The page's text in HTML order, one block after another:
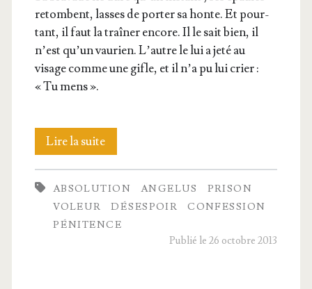
retombent, lasses de por­ter sa honte. Et pour­
tant, il faut la traî­ner encore. Il le sait bien, il
n’est qu’un vau­rien. L’autre le lui a jeté au
visage comme une gifle, et il n’a pu lui crier :
« Tu mens ».
Lire la suiteIl
était
seul
au monde
ABSOLUTION ANGELUS
PRISON
VOLEUR
DÉSESPOIR
CONFESSION
PÉNITENCE
Publié le 26 octobre 2013